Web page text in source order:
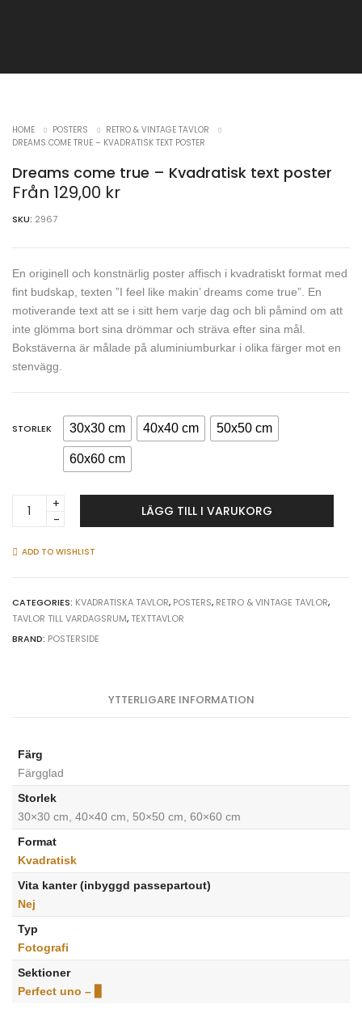
HOME POSTERS
RETRO & VINTAGE TAVLOR
DREAMS COME TRUE – KVADRATISK TEXT POSTER
Dreams come true – Kvadratisk text poster
Från 129,00 kr
SKU: 2967
En originell och konstnärlig poster affisch i kvadratiskt format med
fint budskap, texten ”I feel like makin’ dreams come true”. En
motiverande text att se i sitt hem varje dag och bli påmind om att
inte glömma bort sina drömmar och sträva efter sina mål.
Bokstäverna är målade på aluminiumburkar i olika färger mot en
stenvägg.
STORLEK 30x30 cm 40x40 cm 50x50 cm
60x60 cm
Dreams
come
-
poster
quantity
LÄGG TILL I VARUKORG
ADD TO WISHLIST
CATEGORIES: KVADRATISKA TAVLOR, POSTERS, RETRO & VINTAGE TAVLOR,
TAVLOR TILL VARDAGSRUM, TEXTTAVLOR
BRAND: POSTERSIDE
YTTERLIGARE INFORMATION
Färg
Färgglad
Storlek
30×30 cm, 40×40 cm, 50×50 cm, 60×60 cm
Format
Kvadratisk
Vita kanter (inbyggd passepartout)
Nej
Typ
Fotografi
Sektioner
Perfect uno – ▊